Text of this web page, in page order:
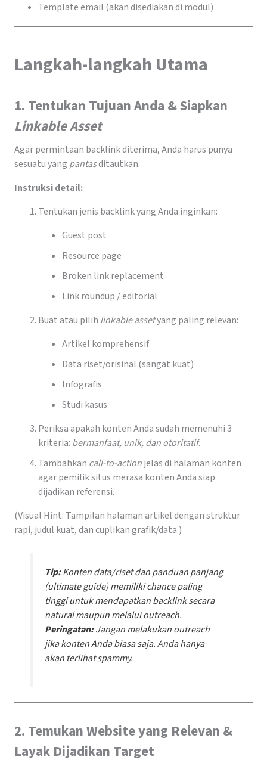
Template email (akan disediakan di modul)
Langkah-langkah Utama
1. Tentukan Tujuan Anda & Siapkan
Linkable Asset
Agar permintaan backlink diterima, Anda harus punya
sesuatu yang pantasditautkan.
Instruksi detail:
Tentukan jenis backlink yang Anda inginkan:
Guest post
Resource page
Broken link replacement
Link roundup / editorial
Buat atau pilih linkable assetyang paling relevan:
Artikel komprehensif
Data riset/orisinal (sangat kuat)
Infografis
Studi kasus
Periksa apakah konten Anda sudah memenuhi 3
kriteria: bermanfaat, unik, dan otoritatif.
Tambahkan call-to-actionjelas di halaman konten
agar pemilik situs merasa konten Anda siap
dijadikan referensi.
(Visual Hint: Tampilan halaman artikel dengan struktur
rapi, judul kuat, dan cuplikan grafik/data.)
Tip:Konten data/riset dan panduan panjang
(ultimate guide) memiliki chance paling
tinggi untuk mendapatkan backlink secara
natural maupun melalui outreach.
Peringatan:Jangan melakukan outreach
jika konten Anda biasa saja. Anda hanya
akan terlihat spammy.
2. Temukan Website yang Relevan &
Layak Dijadikan Target